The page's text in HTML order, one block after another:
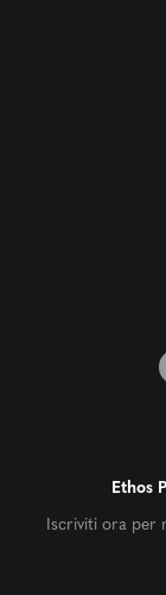
Ethos
Iscriviti ora per